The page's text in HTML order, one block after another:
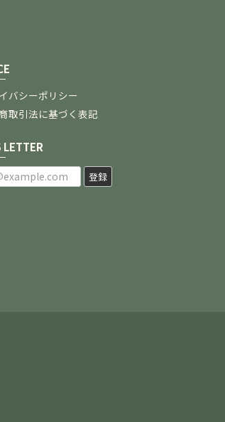
バシーポリシー
取引法に基づく表記
LETTER
登録